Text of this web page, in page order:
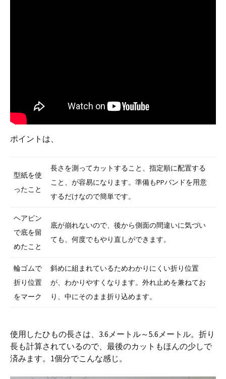
ポイントは、
型紙を使
ったこと
長さを測ってカットすること、指定順に配置する
こと、が容易になります。準備もPPバンドを用意
するだけなので簡単です。
ヘアピン
で底を留
めたこと
底が崩れないので、後から側面の間違いに気づい
ても、何度でもやり直しができます。
輪ゴムで
折り位置
をマーク
斜めに組まれているためわかりにくい折り位置
が、わかりやすくなります。外れ止めを兼ねてお
り、中にそのまま折り込めます。
使用したひもの長さは、3.6メートル～5.6メートル。折り
長も計算されているので、最後のカットもほんの少しで
済みます。1個分でこんな感じ。